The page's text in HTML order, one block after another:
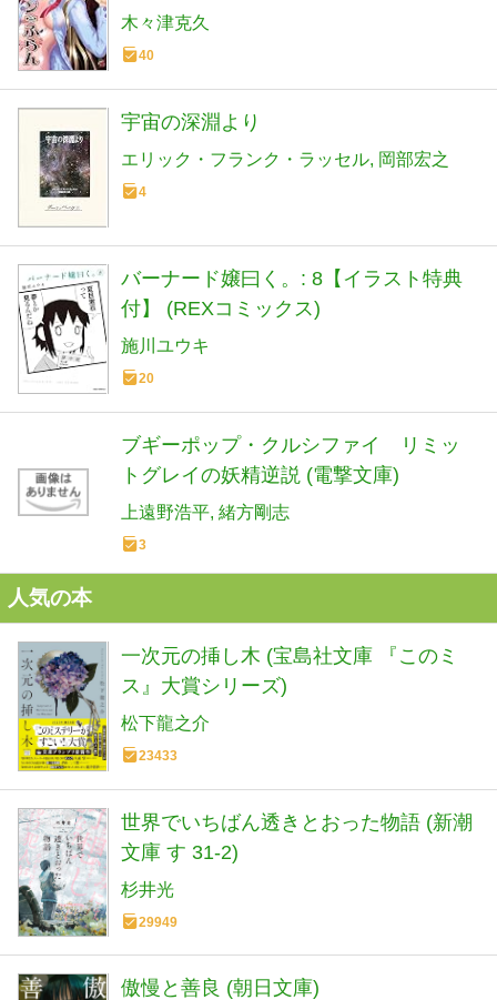
木々津克久
40
宇宙の深淵より
エリック・フランク・ラッセル 岡部宏之
4
バーナード嬢曰く。: 8【イラスト特典
付】 (REXコミックス)
施川ユウキ
20
ブギーポップ・クルシファイ リミッ
トグレイの妖精逆説 (電撃文庫)
上遠野浩平 緒方剛志
3
人気の本
一次元の挿し木 (宝島社文庫 『このミ
ス』大賞シリーズ)
松下龍之介
23433
世界でいちばん透きとおった物語 (新潮
文庫 す 31-2)
杉井光
29949
傲慢と善良 (朝日文庫)